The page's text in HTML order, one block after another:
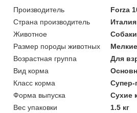
Производитель
Forza
Страна производитель
Италия
Животное
Собаки
Размер породы животных
Мелкие
Возрастная группа
Для
Вид корма
Класс корма
Форма выпуска
Сухие
Вес упаковки
1.5 кг